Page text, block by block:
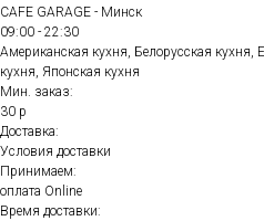
CAFE GARAGE - Минск
09:00 - 22:30
Американская кухня, Белорусская кухня,
кухня, Японская кухня
Мин. заказ:
30 р
Доставка:
Условия доставки
Принимаем:
оплата Online
Время доставки: